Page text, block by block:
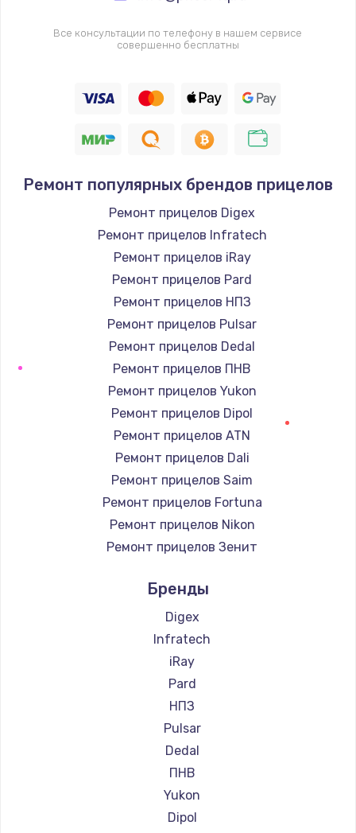
Все консультации по телефону в нашем сервисе
совершенно бесплатны
Ремонт популярных брендов прицелов
Ремонт прицелов Digex
Ремонт прицелов Infratech
Ремонт прицелов iRay
Ремонт прицелов Pard
Ремонт прицелов НПЗ
Ремонт прицелов Pulsar
Ремонт прицелов Dedal
Ремонт прицелов ПНВ
Ремонт прицелов Yukon
Ремонт прицелов Dipol
Ремонт прицелов ATN
Ремонт прицелов Dali
Ремонт прицелов Saim
Ремонт прицелов Fortuna
Ремонт прицелов Nikon
Ремонт прицелов Зенит
Ремонт прицелов Artelv
Ремонт прицелов Hakko
Ремонт прицелов HALES
Ремонт прицелов Leica
Ремонт прицелов Vector Optics
Ремонт прицелов Carl Zeiss
Ремонт прицелов Zeiss
Ремонт прицелов AGM Global Vision
Ремонт прицелов Pilad
Ремонт прицелов Arkon
Ремонт прицелов ANYSMART
Бренды
Digex
Infratech
iRay
Pard
НПЗ
Pulsar
Dedal
ПНВ
Yukon
Dipol